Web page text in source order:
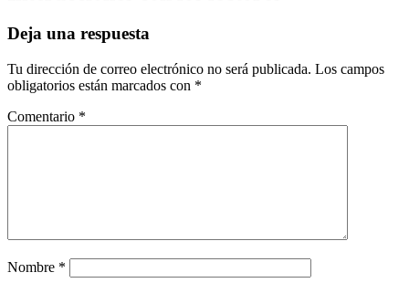
Deja una respuesta
Tu dirección de correo electrónico no será publicada. Los campos
obligatorios están marcados con *
Comentario *
Nombre *